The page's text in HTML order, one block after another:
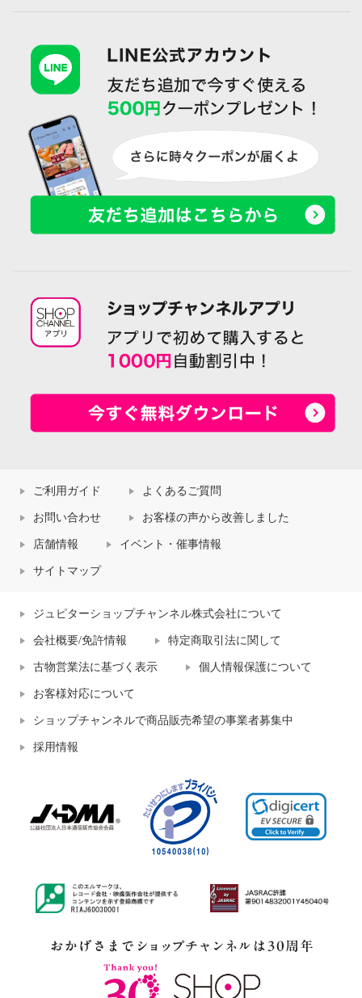
ご利用ガイド よくあるご質問
お問い合わせ お客様の声から改善しました
店舗情報 イベント・催事情報
サイトマップ
ジュピターショップチャンネル株式会社について
会社概要/免許情報 特定商取引法に関して
古物営業法に基づく表示 個人情報保護について
お客様対応について
ショップチャンネルで商品販売希望の事業者募集中
採用情報